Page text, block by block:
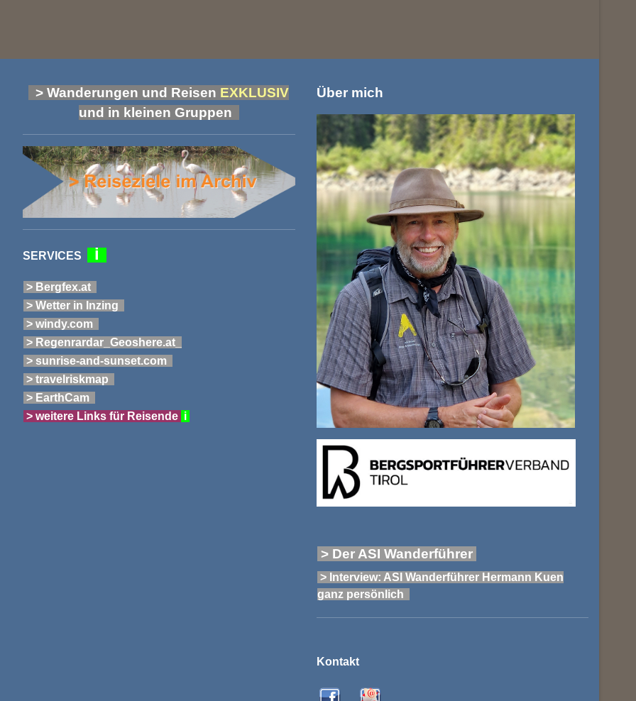
> Wanderungen und Reisen EXKLUSIV
und in kleinen Gruppen
SERVICES i
> Bergfex.at
> Wetter in Inzing
> windy.com
> Regenrardar_Geoshere.at_
> sunrise-and-sunset.com
> travelriskmap
> EarthCam
> weitere Links für Reisende i
Über mich
> Der ASI Wanderführer
> Interview: ASI Wanderführer Hermann Kuen
ganz persönlich
Kontakt